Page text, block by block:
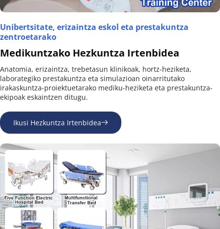
Unibertsitate, erizaintza eskol eta prestakuntza
zentroetarako
Medikuntzako Hezkuntza Irtenbidea
Anatomia, erizaintza, trebetasun klinikoak, hortz-heziketa,
laborategiko prestakuntza eta simulazioan oinarritutako
irakaskuntza-proiektuetarako mediku-heziketa eta prestakuntza-
ekipoak eskaintzen ditugu.
Ikusi Hezkuntza Irtenbidea